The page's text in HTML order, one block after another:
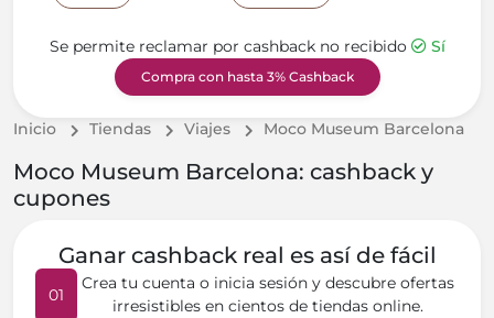
Se permite reclamar por cashback no recibido Sí
Compra con hasta 3% Cashback
Inicio Tiendas Viajes Moco Museum Barcelona
Moco Museum Barcelona: cashback y
cupones
Ganar cashback real es así de fácil
01
Crea tu cuenta o inicia sesión y descubre ofertas
irresistibles en cientos de tiendas online.